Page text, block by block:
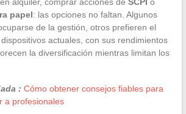
papel: las opciones no faltan. Algunos
de la gestión, otros prefieren el
actuales, con sus rendimientos
la diversificación mientras limitan los
: Cómo obtener consejos fiables para
a profesionales